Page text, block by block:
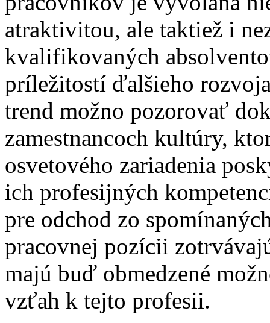
atraktivitou, ale taktiež i
kvalifikovaných
príležitostí ďalšieho
trend možno pozorovať
zamestnancoch kultúry,
osvetového zariadenia
ich profesijných
pre odchod zo
pracovnej pozícii
majú buď obmedzené
vzťah k tejto profesii.